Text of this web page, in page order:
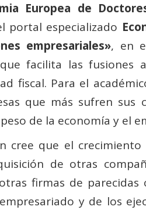
Europea de
portal especializado
empresariales», en
facilita las fusiones
fiscal. Para el
que más sufren sus
de la economía y el
cree que el
de otras
firmas de parecidas
y de los